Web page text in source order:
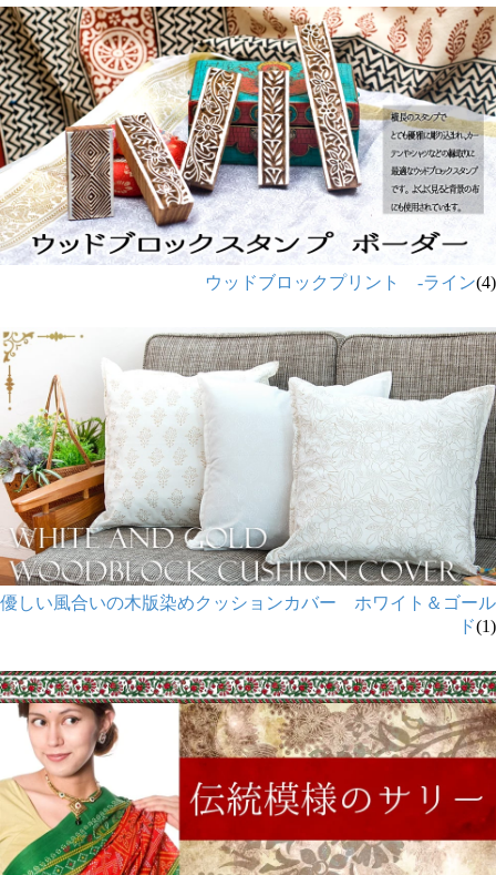
ウッドブロックプリント -ライン(4)
優しい風合いの木版染めクッションカバー ホワイト＆ゴール
ド(1)